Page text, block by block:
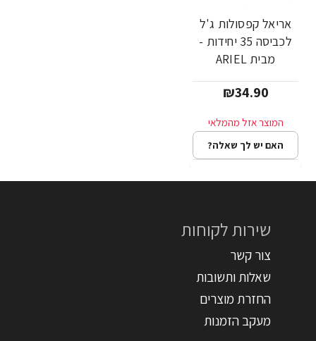
אריאל קפסולות ג'ל
לכביסה 35 יחידות -
מבית ARIEL
₪34.90
האם יש לך שאלה?
שירות לקוחות
צור קשר
שאלות ותשובות
החזרת מוצרים
מעקב הזמנות